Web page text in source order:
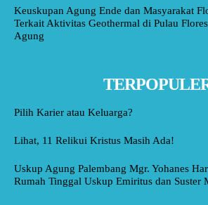
Keuskupan Agung Ende dan Masyarakat
Terkait Aktivitas Geothermal di Pulau
Agung
Pilih Karier atau Keluarga?
Lihat, 11 Relikui Kristus Masih Ada!
Uskup Agung Palembang Mgr. Yohanes
Rumah Tinggal Uskup Emiritus dan Suster